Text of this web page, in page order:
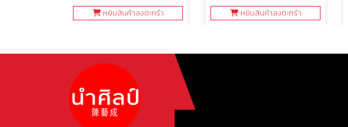
หยิบสินค้าลงตะกร้า หยิบสินค้าลงตะกร้า